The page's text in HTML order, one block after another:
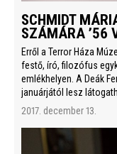
SCHMIDT
SZÁMÁRA ’56
Erről a Terror Háza
festő, író, filozófus
emlékhelyen. A Deák
januárjától lesz
2017. december 13.